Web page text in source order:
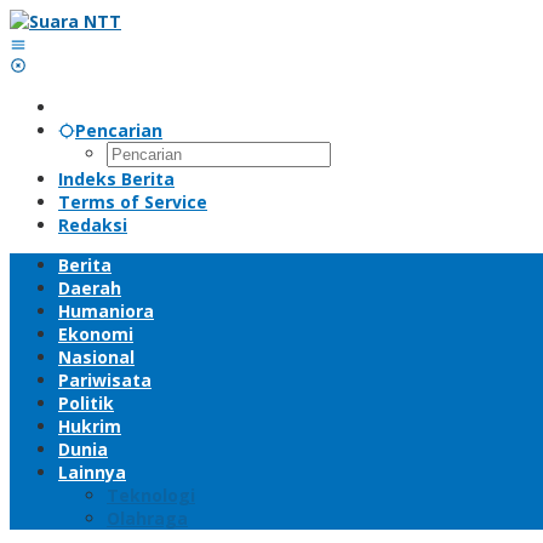
Lewati
ke
konten
Pencarian
Indeks Berita
Terms of Service
Redaksi
Berita
Daerah
Humaniora
Ekonomi
Nasional
Pariwisata
Politik
Hukrim
Dunia
Lainnya
Teknologi
Olahraga